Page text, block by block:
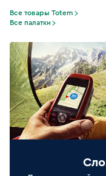
Все товары Totem
Все палатки